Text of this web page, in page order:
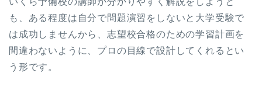
も、ある程度は自分で問題演習をしないと大学受験で
は成功しませんから、志望校合格のための学習計画を
間違わないように、プロの目線で設計してくれるとい
う形です。